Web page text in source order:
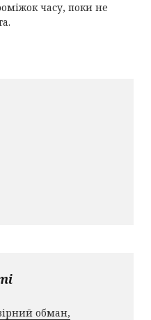
часу, поки не
обман,